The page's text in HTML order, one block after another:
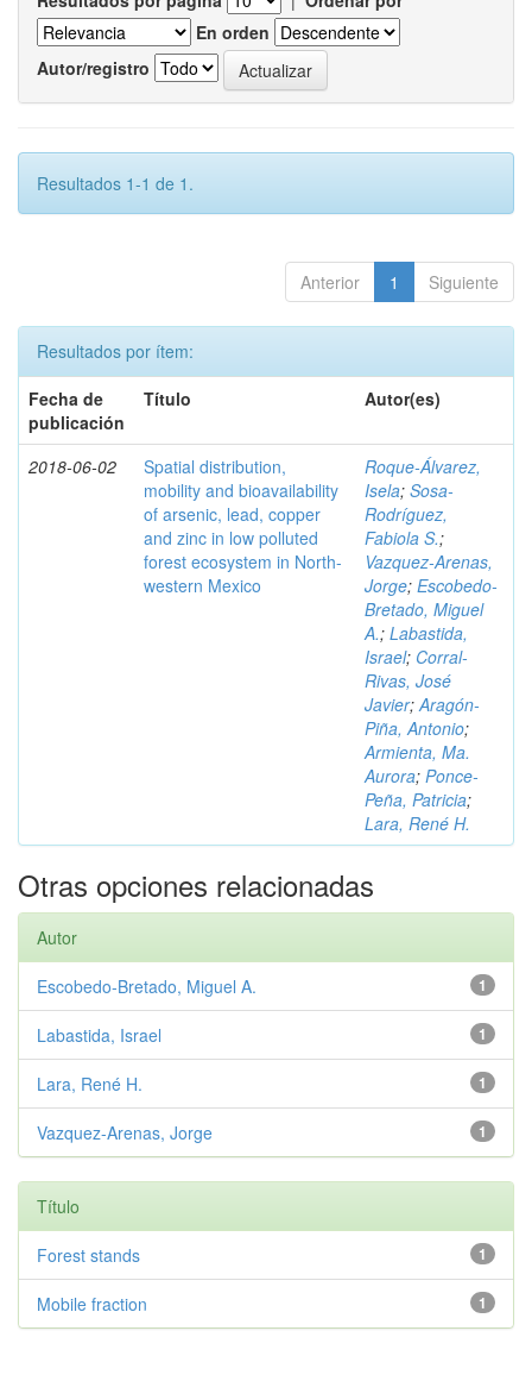
En orden
Autor/registro
Resultados 1-1 de 1.
Anterior 1 Siguiente
Resultados por ítem:
Fecha de
publicación
Título Autor(es)
2018-06-02
Spatial distribution,
mobility and bioavailability
of arsenic, lead, copper
and zinc in low polluted
forest ecosystem in North-
western Mexico
Roque-Álvarez,
Isela; Sosa-
Rodríguez,
Fabiola S.;
Vazquez-Arenas,
Jorge; Escobedo-
Bretado, Miguel
A.; Labastida,
Israel; Corral-
Rivas, José
Javier;Aragón-
Piña, Antonio;
Armienta, Ma.
Aurora; Ponce-
Peña, Patricia;
Lara, René H.
Otras opciones relacionadas
Autor
1
Escobedo-Bretado, Miguel A.
1
Labastida, Israel
1
Lara, René H.
1
Vazquez-Arenas, Jorge
Título
1
Forest stands
1
Mobile fraction